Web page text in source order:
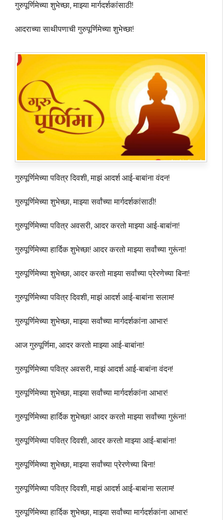
गुरुपूर्णिमेच्या शुभेच्छा, माझ्या मार्गदर्शकांसाठी!
आदराच्या साथीपणाची गुरुपूर्णिमेच्या शुभेच्छा!
गुरुपूर्णिमेच्या पवित्र दिवशी, माझं आदर्श आई-बाबांना वंदन!
गुरुपूर्णिमेच्या शुभेच्छा, माझ्या सर्वांच्या मार्गदर्शकांसाठी!
गुरुपूर्णिमेच्या पवित्र अवसरी, आदर करतो माझ्या आई-बाबांना!
गुरुपूर्णिमेच्या हार्दिक शुभेच्छा! आदर करतो माझ्या सर्वांच्या गुरूंना!
गुरुपूर्णिमेच्या शुभेच्छा, आदर करतो माझ्या सर्वांच्या प्रेरणेच्या बिना!
गुरुपूर्णिमेच्या पवित्र दिवशी, माझं आदर्श आई-बाबांना सलाम!
गुरुपूर्णिमेच्या शुभेच्छा, माझ्या सर्वांच्या मार्गदर्शकांना आभार!
आज गुरुपूर्णिमा, आदर करतो माझ्या आई-बाबांना!
गुरुपूर्णिमेच्या पवित्र अवसरी, माझं आदर्श आई-बाबांना वंदन!
गुरुपूर्णिमेच्या शुभेच्छा, माझ्या सर्वांच्या मार्गदर्शकांना आभार!
गुरुपूर्णिमेच्या हार्दिक शुभेच्छा! आदर करतो माझ्या सर्वांच्या गुरूंना!
गुरुपूर्णिमेच्या पवित्र दिवशी, आदर करतो माझ्या आई-बाबांना!
गुरुपूर्णिमेच्या शुभेच्छा, माझ्या सर्वांच्या प्रेरणेच्या बिना!
गुरुपूर्णिमेच्या पवित्र दिवशी, माझं आदर्श आई-बाबांना सलाम!
गुरुपूर्णिमेच्या हार्दिक शुभेच्छा, माझ्या सर्वांच्या मार्गदर्शकांना आभार!